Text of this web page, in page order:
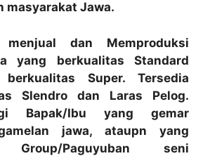
masyarakat Jawa.
dan Memproduksi
yang berkualitas Standard
berkualitas Super. Tersedia
Slendro dan Laras Pelog.
Bapak/Ibu yang gemar
jawa, ataupn yang
Group/Paguyuban seni